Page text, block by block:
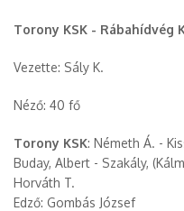
Torony KSK -
Vezette: Sály K.
Néző: 40 fő
Torony KSK: Németh Á. -
Buday, Albert - Szakály,
Horváth T.
Edző: Gombás József